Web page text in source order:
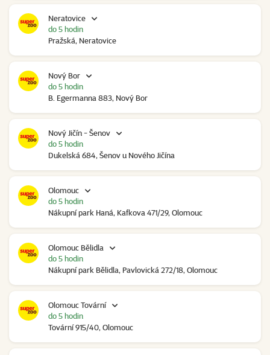
Neratovice
Pražská, Neratovice
do 5 hodin
Nový Bor
B. Egermanna 883, Nový Bor
do 5 hodin
Nový Jičín - Šenov
Dukelská 684, Šenov u Nového Jičína
do 5 hodin
Olomouc
Nákupní park Haná, Kafkova 471/29, Olomouc
do 5 hodin
Olomouc Bělidla
Nákupní park Bělidla, Pavlovická 272/18, Olomouc
do 5 hodin
Olomouc Tovární
Tovární 915/40, Olomouc
do 5 hodin